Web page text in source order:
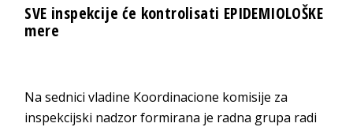
SVE inspekcije će kontrolisati EPIDEMIOLOŠKE
mere
Na sednici vladine Кoordinacione komisije za
inspekcijski nadzor formirana je radna grupa radi